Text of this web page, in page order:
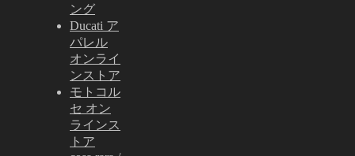
ング
Ducati ア
パレル
オンライ
ンストア
モトコル
セ オン
ラインス
トア